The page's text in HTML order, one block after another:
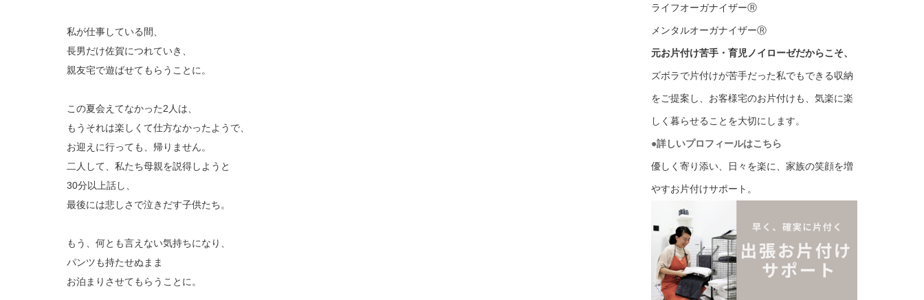
私が仕事している間、
長男だけ佐賀につれていき、
親友宅で遊ばせてもらうことに。
この夏会えてなかった2人は、
もうそれは楽しくて仕方なかったようで、
お迎えに行っても、帰りません。
二人して、私たち母親を説得しようと
30分以上話し、
最後には悲しさで泣きだす子供たち。
もう、何とも言えない気持ちになり、
パンツも持たせぬまま
お泊まりさせてもらうことに。
ライフオーガナイザーⓇ
メンタルオーガナイザーⓇ
元お片付け苦手・育児ノイローゼだからこそ、
ズボラで片付けが苦手だった私でもできる収納
をご提案し、お客様宅のお片付けも、気楽に楽
しく暮らせることを大切にします。
●詳しいプロフィールはこちら
優しく寄り添い、日々を楽に、家族の笑顔を増
やすお片付けサポート。